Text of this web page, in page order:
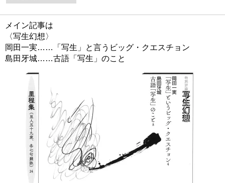
メイン記事は
〈写生幻想〉
岡田一実……「写生」と言うビッグ・クエスチョン
島田牙城……古語「写生」のこと